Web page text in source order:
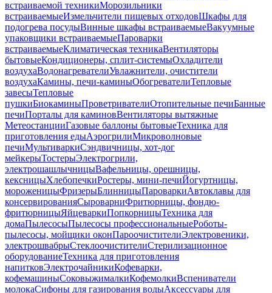
встраиваемой техникиМорозильники
встраиваемыеИзмельчители пищевых отходовШкафы для
подогрева посудыВинные шкафы встраиваемыеВакуумные
упаковщики встраиваемыеПароварки
встраиваемыеКлиматическая техникаВентиляторы
бытовыеКондиционеры, сплит-системыОхладители
воздухаВодонагревателиУвлажнители, очистители
воздухаКамины, печи-каминыОбогревателиТепловые
завесыТепловые
пушкиБиокаминыПроветривателиОтопительные печиБанные
печиПорталы для каминовВентиляторы вытяжные
МетеостанцииГазовые баллоны бытовыеТехника для
приготовления едыАэрогрилиМикроволновые
печиМультиваркиСэндвичницы, хот-дог
мейкерыТостерыЭлектрогрили,
электрошашлычницыВафельницы, орешницы,
кексницыХлебопечкиРостеры, мини-печиЙогуртницы,
мороженицыФризерыБлинницыПароваркиАвтоклавы для
консервированияСыроварниФритюрницы, фондю-
фритюрницыЯйцеваркиПопкорницыТехника для
домаПылесосыПылесосы профессиональныеРоботы-
пылесосы, мойщики оконПароочистителиЭлектровеники,
электрошвабрыСтеклоочистителиСтерилизационное
оборудованиеТехника для приготовления
напитковЭлектрочайникиКофеварки,
кофемашиныСоковыжималкиКофемолкиВспениватели
молокаСифоны для газирования водыАксессуары для